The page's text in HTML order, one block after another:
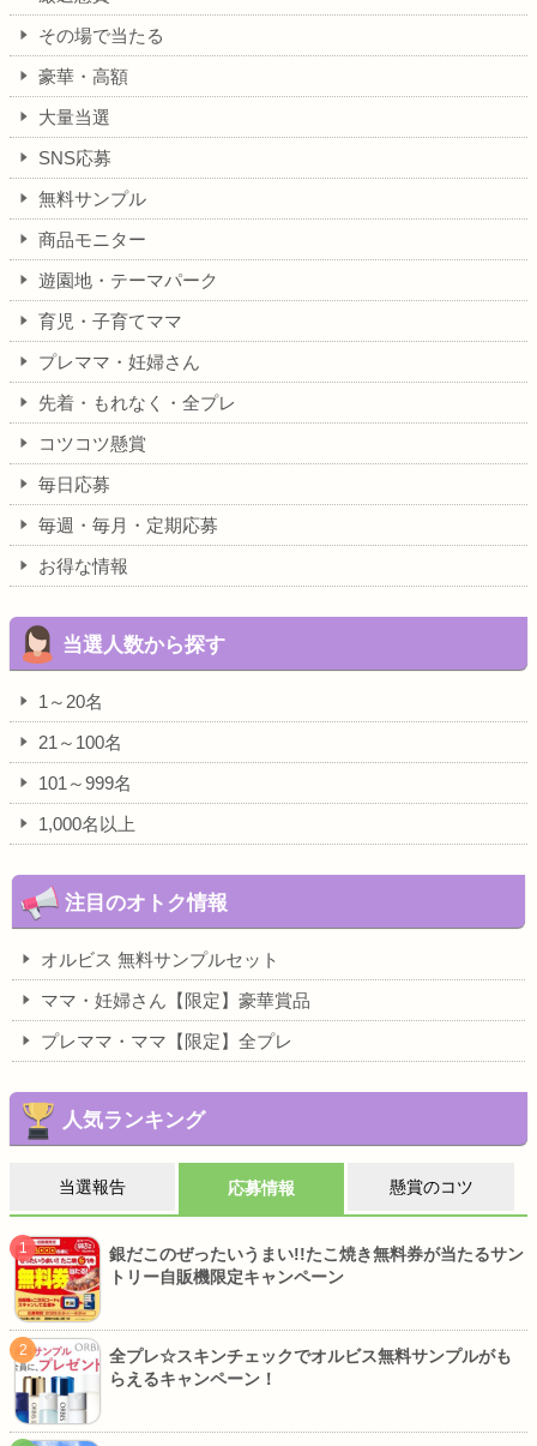
その場で当たる
豪華・高額
大量当選
SNS応募
無料サンプル
商品モニター
遊園地・テーマパーク
育児・子育てママ
プレママ・妊婦さん
先着・もれなく・全プレ
コツコツ懸賞
毎日応募
毎週・毎月・定期応募
お得な情報
当選人数から探す
1～20名
21～100名
101～999名
1,000名以上
注目のオトク情報
オルビス 無料サンプルセット
ママ・妊婦さん【限定】豪華賞品
プレママ・ママ【限定】全プレ
人気ランキング
当選報告 応募情報 懸賞のコツ
銀だこのぜったいうまい!!たこ焼き無料券が当たるサン
トリー自販機限定キャンペーン
全プレ☆スキンチェックでオルビス無料サンプルがも
らえるキャンペーン！